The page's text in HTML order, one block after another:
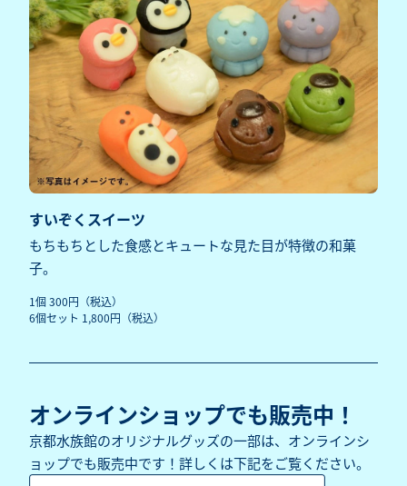
すいぞくスイーツ
もちもちとした食感とキュートな見た目が特徴の和菓
子。
1個 300円（税込）
6個セット 1,800円（税込）
オンラインショップでも販売中！
京都水族館のオリジナルグッズの一部は、オンラインシ
ョップでも販売中です！詳しくは下記をご覧ください。